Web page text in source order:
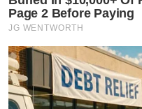
Page 2 Before Paying
JG WENTWORTH